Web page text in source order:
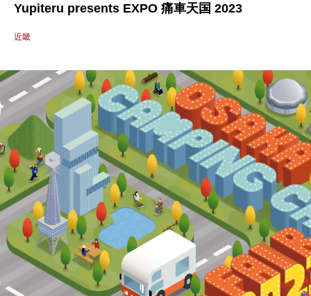
Yupiteru presents EXPO 痛車天国 2023
近畿